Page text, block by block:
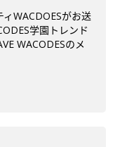
WACDOESがお送
学園トレンド
WACODESのメ